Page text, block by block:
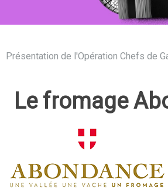
Présentation de l'Opération Chefs de
Le fromage